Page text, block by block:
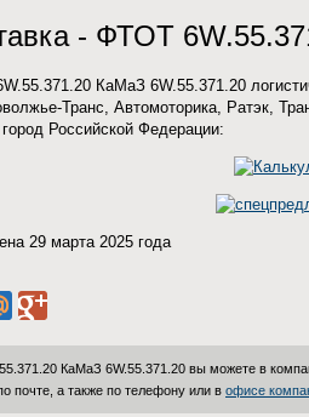
- ФТОТ
КаМаЗ 6W.55.371.20
Транс, Автомоторика, Ратэк,
Российской Федерации:
29 марта 2025 года
КаМаЗ 6W.55.371.20 вы можете в
почте, а также по телефону или в офисе